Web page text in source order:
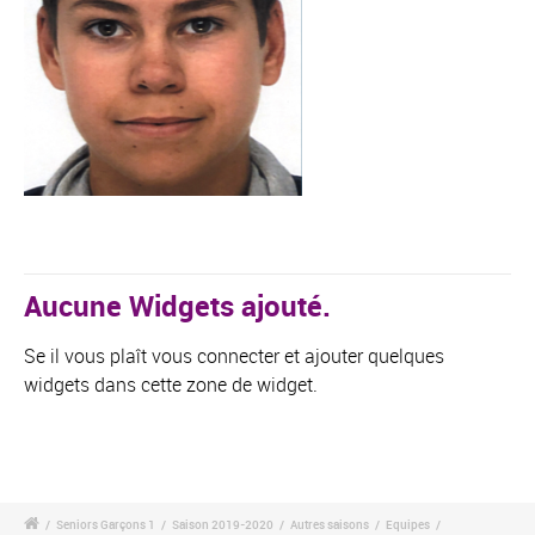
Aucune Widgets ajouté.
Se il vous plaît vous connecter et ajouter quelques
widgets dans cette zone de widget.
/ Seniors Garçons 1 / Saison 2019-2020 / Autres saisons / Equipes /